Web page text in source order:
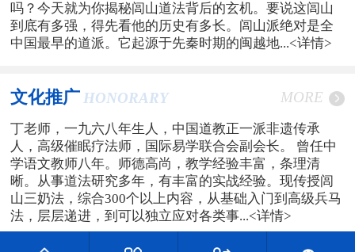
吗？今天就为你揭秘闾山道法背后的玄机。要说这闾山
到底有多强，得先看他的历史有多长。闾山派绝对是全
中国最早的道派。它起源于先秦时期的闽越地...<详情>
文化推广 HONORARY MORE
丁老师，一九六八年生人，中国道教正一派非遗传承
人，高级催眠疗法师，国际易学联合会副会长。 曾任中
学语文教师八年。师德高尚，教学经验丰富，条理清
晰。从事道法研究多年，有丰富的实战经验。现传授闾
山三奶法，综合300个以上内容，从基础入门到高级兵马
法，层层递进，到可以独立应对各类事...<详情>